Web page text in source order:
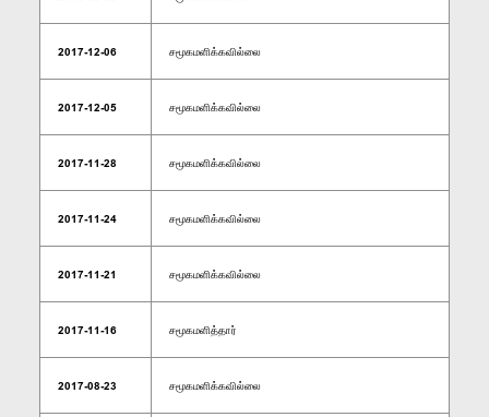
2017-12-06 சமூகமளிக்கவில்லை
2017-12-05 சமூகமளிக்கவில்லை
2017-11-28 சமூகமளிக்கவில்லை
2017-11-24 சமூகமளிக்கவில்லை
2017-11-21 சமூகமளிக்கவில்லை
2017-11-16 சமூகமளித்தார்
2017-08-23 சமூகமளிக்கவில்லை